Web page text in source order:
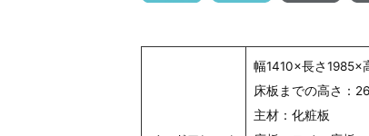
幅1410×長さ1985×
床板までの高さ：
主材：化粧板